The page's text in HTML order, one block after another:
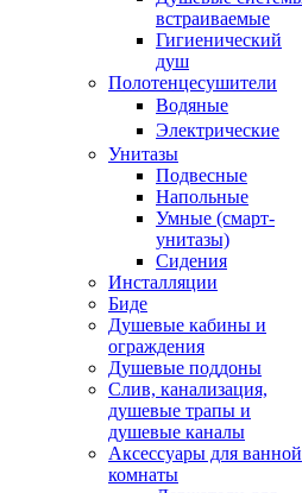
встраиваемые
Гигиенический
душ
Полотенцесушители
ㅤВодяные
ㅤЭлектрические
Унитазы
Подвесные
Напольные
Умные (смарт-
унитазы)
Сидения
Инсталляции
Биде
Душевые кабины и
ограждения
Душевые поддоны
Слив, канализация,
душевые трапы и
душевые каналы
Аксессуары для ванной
комнаты